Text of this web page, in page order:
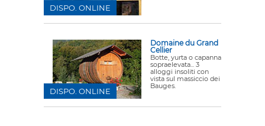
DISPO. ONLINE
Domaine du Grand
Cellier
Botte, yurta o capanna
sopraelevata... 3
alloggi insoliti con
vista sul massiccio dei
Bauges.
DISPO. ONLINE